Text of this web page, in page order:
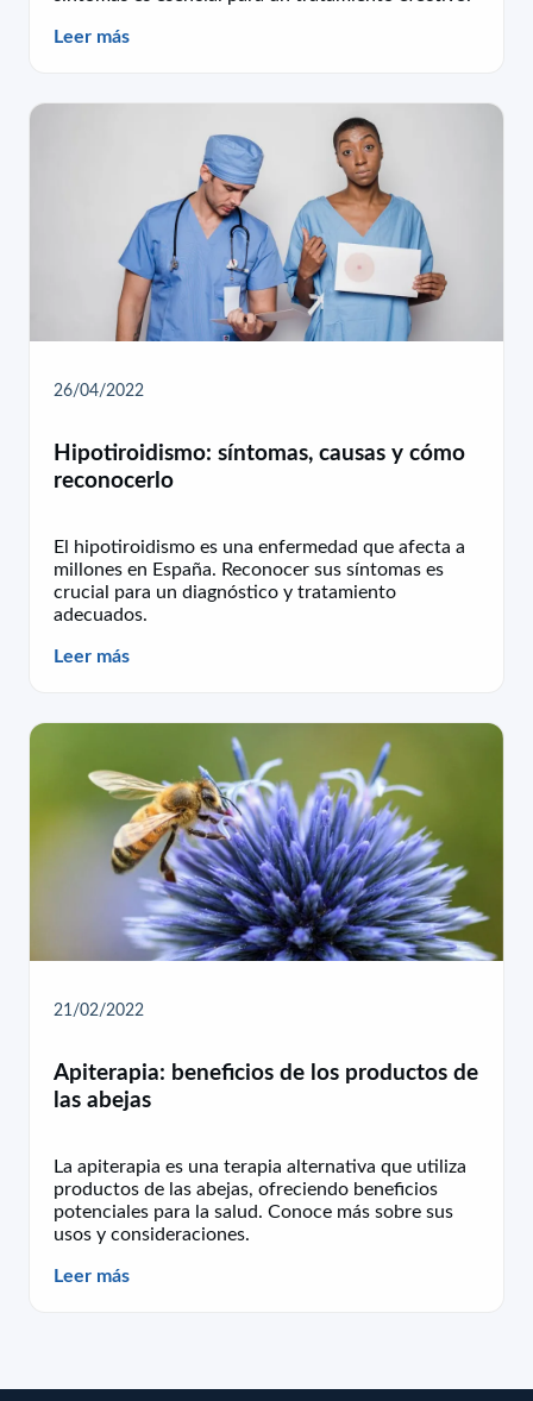
Leer más
26/04/2022
Hipotiroidismo: síntomas, causas y cómo
reconocerlo
El hipotiroidismo es una enfermedad que afecta a
millones en España. Reconocer sus síntomas es
crucial para un diagnóstico y tratamiento
adecuados.
Leer más
21/02/2022
Apiterapia: beneficios de los productos de
las abejas
La apiterapia es una terapia alternativa que utiliza
productos de las abejas, ofreciendo beneficios
potenciales para la salud. Conoce más sobre sus
usos y consideraciones.
Leer más